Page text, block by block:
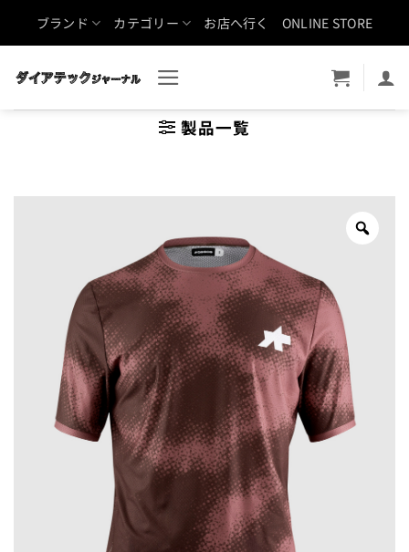
ブランド カテゴリー お店へ行く ONLINE STORE
製品一覧